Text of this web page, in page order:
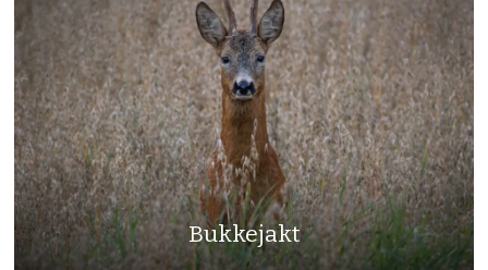
Bukkejakt